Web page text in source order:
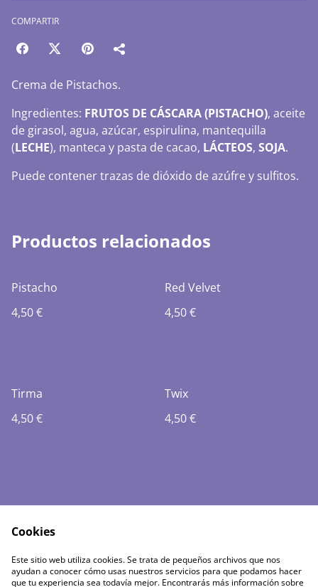
COMPARTIR
Crema de Pistachos.
Ingredientes: FRUTOS DE CÁSCARA (PISTACHO), aceite
de girasol, agua, azúcar, espirulina, mantequilla
(LECHE), manteca y pasta de cacao, LÁCTEOS, SOJA.
Puede contener trazas de dióxido de azúfre y sulfitos.
Productos relacionados
Pistacho
4,50 €
Red Velvet
4,50 €
Tirma
4,50 €
Twix
4,50 €
Política de PrivacidadTérminos del servicio
Aviso legal
Cookies
Este sitio web utiliza cookies. Se trata de pequeños archivos que nos
ayudan a conocer cómo usas nuestros servicios para que podamos hacer
que tu experiencia sea todavía mejor. Encontrarás más información sobre